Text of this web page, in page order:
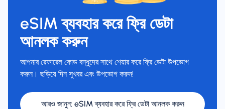
eSIM ব্যবহার করে ফ্রি ডেটা
আনলক করুন
আপনার রেফারেল কোড বন্ধুদের সাথে শেয়ার করে ফ্রি ডেটা উপভোগ
করুন। ছড়িয়ে দিন সুখবর এবং উপভোগ করুন!
আরও জানুন: eSIM ব্যবহার করে ফ্রি ডেটা আনলক করুন